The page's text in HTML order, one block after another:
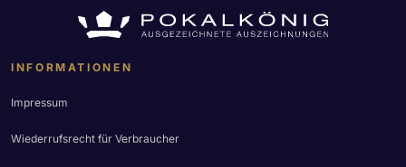
INFORMATIONEN
Impressum
Wiederrufsrecht für Verbraucher